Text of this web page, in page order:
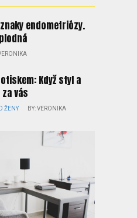
endometriózy.
Když styl a
vás
ŽENY BY: VERONIKA